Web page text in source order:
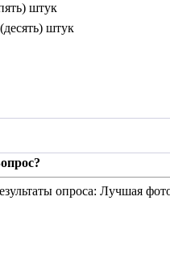
штук
штук
опроса: Лучшая